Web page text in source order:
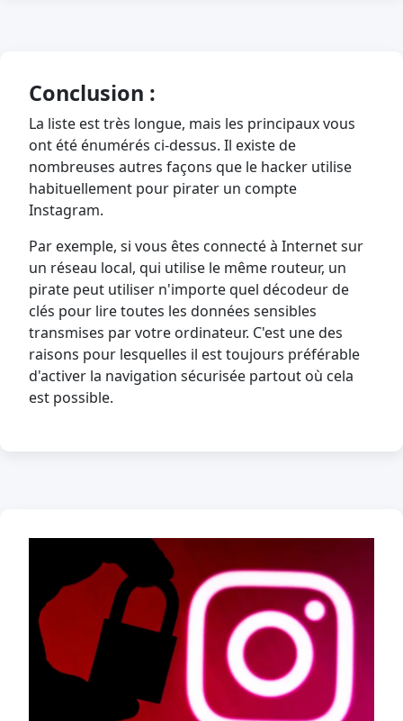
Conclusion :
La liste est très longue, mais les principaux vous
ont été énumérés ci-dessus. Il existe de
nombreuses autres façons que le hacker utilise
habituellement pour pirater un compte
Instagram.
Par exemple, si vous êtes connecté à Internet sur
un réseau local, qui utilise le même routeur, un
pirate peut utiliser n'importe quel décodeur de
clés pour lire toutes les données sensibles
transmises par votre ordinateur. C'est une des
raisons pour lesquelles il est toujours préférable
d'activer la navigation sécurisée partout où cela
est possible.